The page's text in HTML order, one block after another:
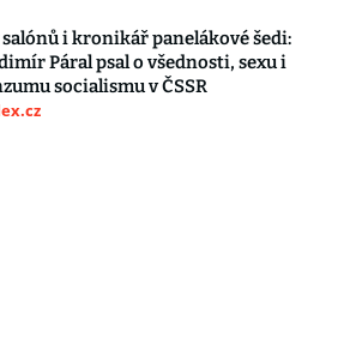
salónů i kronikář panelákové šedi:
Páral psal o všednosti, sexu i
socialismu v ČSSR